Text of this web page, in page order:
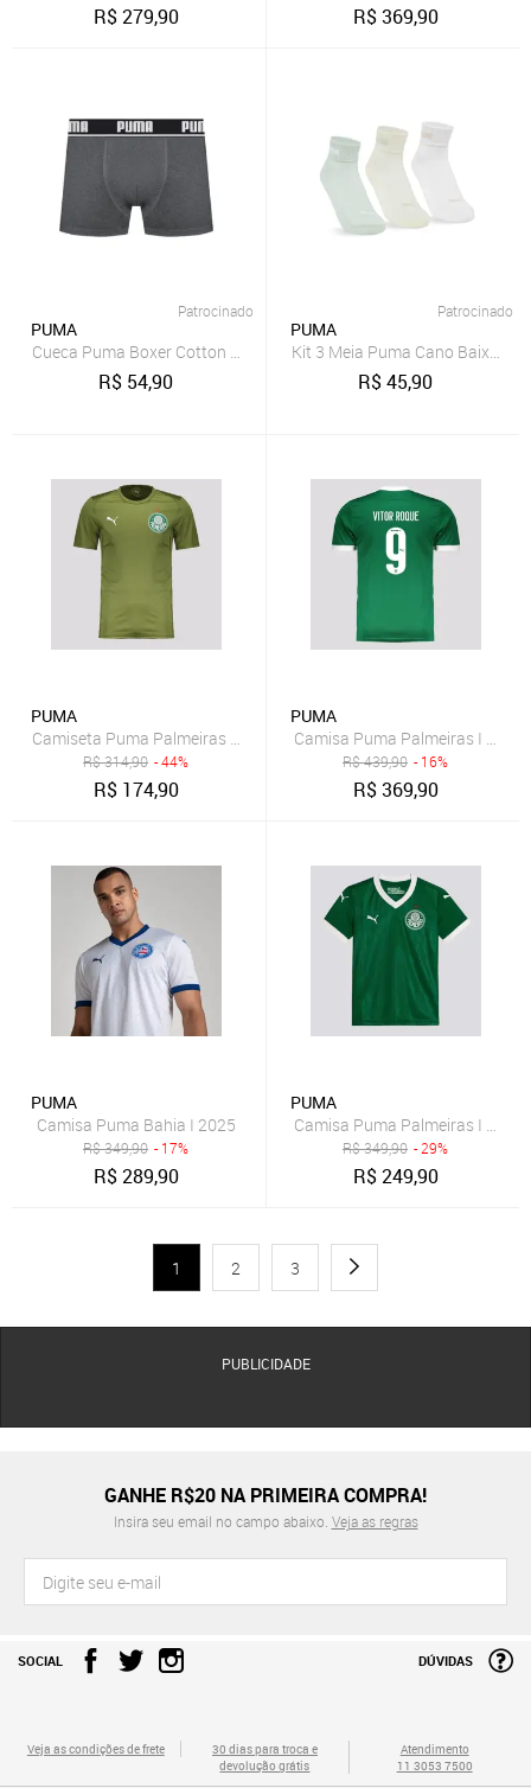
R$279,90 R$369,90
Patrocinado
PUMA
Cueca Puma Boxer Cotton Adulto Elástco 35MM
R$ 54,90
Patrocinado
PUMA
Kit 3 Meia Puma Cano Baixo
R$45,90
PUMA
Camiseta Puma Palmeiras Casuals 2025
R$314,90 - 44%
R$ 174,90
PUMA
Camisa Puma Palmeiras I 2025
R$439,90 - 16%
R$369,90
PUMA
Camisa Puma Bahia I 2025
R$349,90 - 17%
R$289,90
PUMA
Camisa Puma Palmeiras I 2025
R$349,90 - 29%
R$249,90
1 2 3
PUBLICIDADE
GANHE R$20 NA PRIMEIRA COMPRA!
Insira seu email no campo abaixo. Veja as regras
SOCIAL DÚVIDAS
Veja as condições de frete
30 dias para troca e
devolução grátis
Atendimento
11 3053 7500